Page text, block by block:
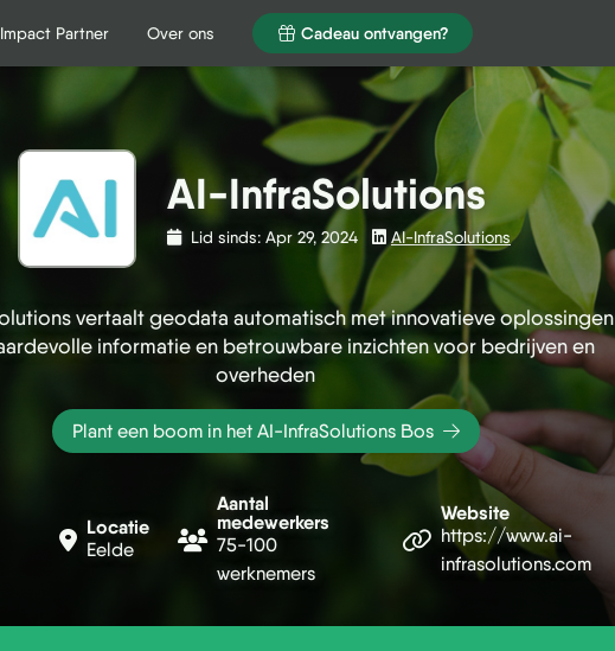
Partner
Partner Over ons
Over ons Cadeau ontvangen?
Cadeau ontvangen?
AI-InfraSolutions
Lid sinds: Apr 29, 2024 AI-InfraSolutions
vertaalt geodata automatisch met innovatieve oplossingen
informatie en betrouwbare inzichten voor bedrijven en
overheden
Plant een boom in het AI-InfraSolutions Bos
Locatie
Eelde
Aantal
medewerkers
75-100
werknemers
Website
https://www.ai-
infrasolutions.com